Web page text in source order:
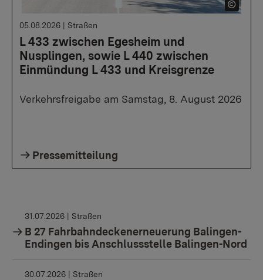
L 433 zwischen Egesheim und
Nusplingen, sowie L 440 zwischen
Einmündung L 433 und Kreisgrenze
05.08.2026 | Straßen
Verkehrsfreigabe am Samstag, 8. August 2026
Pressemitteilung
31.07.2026 | Straßen
B 27 Fahrbahndeckenerneuerung Balingen-
Endingen bis Anschlussstelle Balingen-Nord
30.07.2026 | Straßen